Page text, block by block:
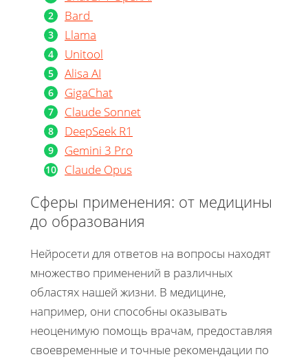
Bard
Llama
Unitool
Alisa AI
GigaChat
Claude Sonnet
DeepSeek R1
Gemini 3 Pro
Claude Opus
Сферы применения: от медицины
до образования
Нейросети для ответов на вопросы находят
множество применений в различных
областях нашей жизни. В медицине,
например, они способны оказывать
неоценимую помощь врачам, предоставляя
своевременные и точные рекомендации по